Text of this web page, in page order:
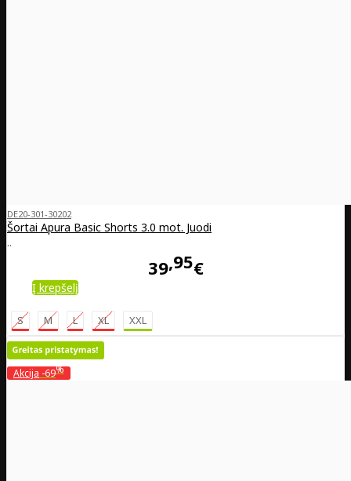
DE20-301-30202
Šortai Apura Basic Shorts 3.0 mot. Juodi
..
39 95€
Į krepšelį
S M L XL XXL
Akcija -69%